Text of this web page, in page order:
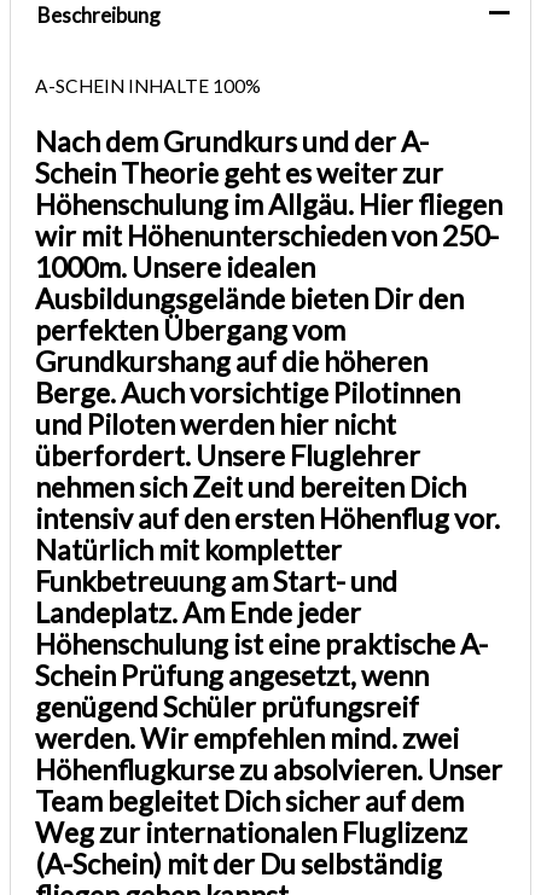
Beschreibung
A-SCHEIN INHALTE 100%
Nach dem Grundkurs und der A-
Schein Theorie geht es weiter zur
Höhenschulung im Allgäu. Hier fliegen
wir mit Höhenunterschieden von 250-
1000m. Unsere idealen
Ausbildungsgelände bieten Dir den
perfekten Übergang vom
Grundkurshang auf die höheren
Berge. Auch vorsichtige Pilotinnen
und Piloten werden hier nicht
überfordert. Unsere Fluglehrer
nehmen sich Zeit und bereiten Dich
intensiv auf den ersten Höhenflug vor.
Natürlich mit kompletter
Funkbetreuung am Start- und
Landeplatz. Am Ende jeder
Höhenschulung ist eine praktische A-
Schein Prüfung angesetzt, wenn
genügend Schüler prüfungsreif
werden. Wir empfehlen mind. zwei
Höhenflugkurse zu absolvieren. Unser
Team begleitet Dich sicher auf dem
Weg zur internationalen Fluglizenz
(A-Schein) mit der Du selbständig